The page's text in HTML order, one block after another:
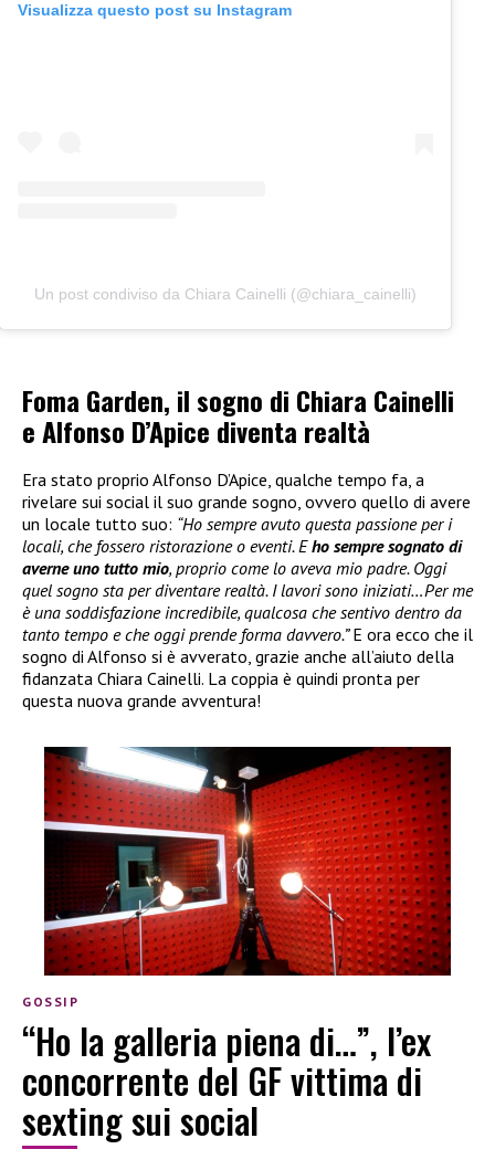
Visualizza questo post su Instagram
Un post condiviso da Chiara Cainelli (@chiara_cainelli)
Foma Garden, il sogno di Chiara Cainelli
e Alfonso D’Apice diventa realtà
Era stato proprio Alfonso D’Apice, qualche tempo fa, a
rivelare sui social il suo grande sogno, ovvero quello di avere
un locale tutto suo: “Ho sempre avuto questa passione per i
locali, che fossero ristorazione o eventi. Eho sempre sognato di
averne uno tutto mio, proprio come lo aveva mio padre. Oggi
quel sogno sta per diventare realtà. I lavori sono iniziati…Per me
è una soddisfazione incredibile, qualcosa che sentivo dentro da
tanto tempo e che oggi prende forma davvero.”E ora ecco che il
sogno di Alfonso si è avverato, grazie anche all’aiuto della
fidanzata Chiara Cainelli. La coppia è quindi pronta per
questa nuova grande avventura!
GOSSIP
“Ho la galleria piena di…”, l’ex
concorrente del GF vittima di
sexting sui social